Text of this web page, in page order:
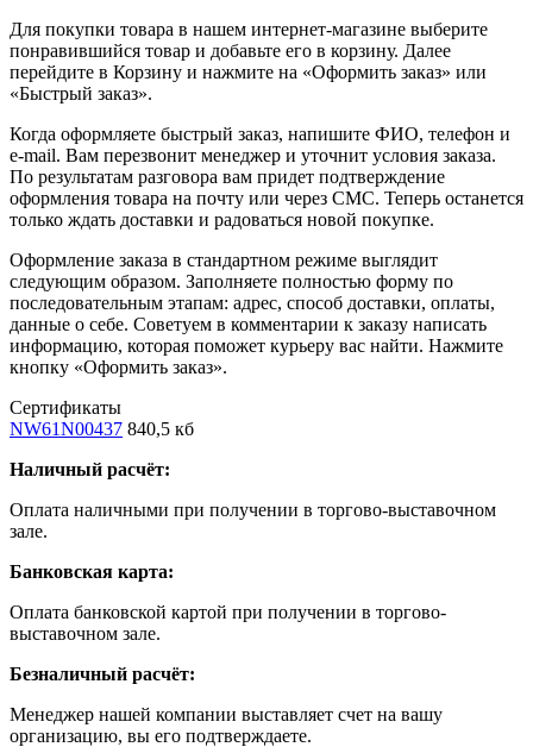
Для покупки товара в нашем интернет-магазине выберите
понравившийся товар и добавьте его в корзину. Далее
перейдите в Корзину и нажмите на «Оформить заказ» или
«Быстрый заказ».
Когда оформляете быстрый заказ, напишите ФИО, телефон и
e-mail. Вам перезвонит менеджер и уточнит условия заказа.
По результатам разговора вам придет подтверждение
оформления товара на почту или через СМС. Теперь останется
только ждать доставки и радоваться новой покупке.
Оформление заказа в стандартном режиме выглядит
следующим образом. Заполняете полностью форму по
последовательным этапам: адрес, способ доставки, оплаты,
данные о себе. Советуем в комментарии к заказу написать
информацию, которая поможет курьеру вас найти. Нажмите
кнопку «Оформить заказ».
Сертификаты
NW61N00437 840,5 кб
Наличный расчёт:
Оплата наличными при получении в торгово-выставочном
зале.
Банковская карта:
Оплата банковской картой при получении в торгово-
выставочном зале.
Безналичный расчёт:
Менеджер нашей компании выставляет счет на вашу
организацию, вы его подтверждаете.